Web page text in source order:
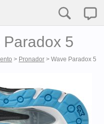
Paradox 5
> Pronador > Wave Paradox 5